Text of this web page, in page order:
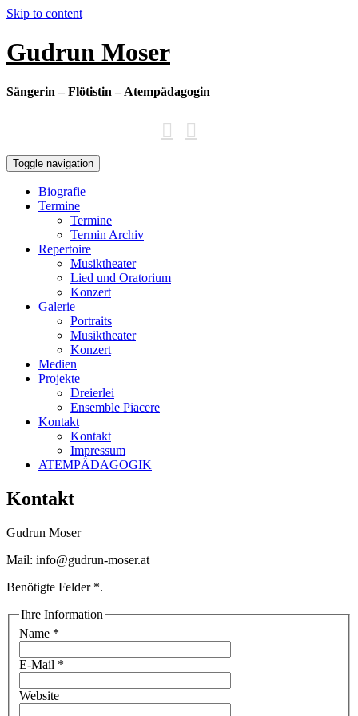
Skip to content
Gudrun Moser
Sängerin – Flötistin – Atempädagogin
Toggle navigation
Biografie
Termine
Termine
Termin Archiv
Repertoire
Musiktheater
Lied und Oratorium
Konzert
Galerie
Portraits
Musiktheater
Konzert
Medien
Projekte
Dreierlei
Ensemble Piacere
Kontakt
Kontakt
Impressum
ATEMPÄDAGOGIK
Kontakt
Gudrun Moser
Mail: info@gudrun-moser.at
Benötigte Felder *.
Ihre Information
Name *
E-Mail *
Website